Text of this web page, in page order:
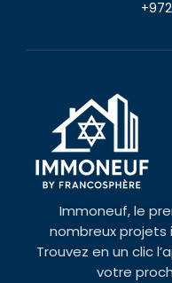
Immoneuf, le
nombreux projets
Trouvez en un clic
votre